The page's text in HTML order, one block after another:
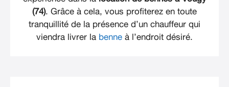
(74). Grâce à cela, vous profiterez en toute
tranquillité de la présence d’un chauffeur qui
viendra livrer la benne à l’endroit désiré.